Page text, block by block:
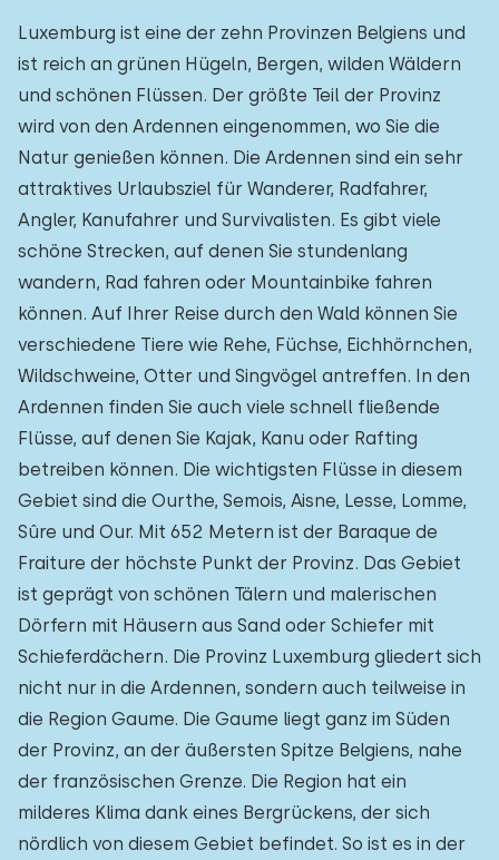
Luxemburg ist eine der zehn Provinzen Belgiens und
ist reich an grünen Hügeln, Bergen, wilden Wäldern
und schönen Flüssen. Der größte Teil der Provinz
wird von den Ardennen eingenommen, wo Sie die
Natur genießen können. Die Ardennen sind ein sehr
attraktives Urlaubsziel für Wanderer, Radfahrer,
Angler, Kanufahrer und Survivalisten. Es gibt viele
schöne Strecken, auf denen Sie stundenlang
wandern, Rad fahren oder Mountainbike fahren
können. Auf Ihrer Reise durch den Wald können Sie
verschiedene Tiere wie Rehe, Füchse, Eichhörnchen,
Wildschweine, Otter und Singvögel antreffen. In den
Ardennen finden Sie auch viele schnell fließende
Flüsse, auf denen Sie Kajak, Kanu oder Rafting
betreiben können. Die wichtigsten Flüsse in diesem
Gebiet sind die Ourthe, Semois, Aisne, Lesse, Lomme,
Sûre und Our. Mit 652 Metern ist der Baraque de
Fraiture der höchste Punkt der Provinz. Das Gebiet
ist geprägt von schönen Tälern und malerischen
Dörfern mit Häusern aus Sand oder Schiefer mit
Schieferdächern. Die Provinz Luxemburg gliedert sich
nicht nur in die Ardennen, sondern auch teilweise in
die Region Gaume. Die Gaume liegt ganz im Süden
der Provinz, an der äußersten Spitze Belgiens, nahe
der französischen Grenze. Die Region hat ein
milderes Klima dank eines Bergrückens, der sich
nördlich von diesem Gebiet befindet. So ist es in der